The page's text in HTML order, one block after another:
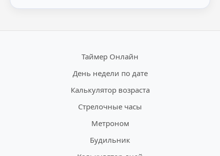
Таймер Онлайн
День недели по дате
Калькулятор возраста
Стрелочные часы
Метроном
Будильник